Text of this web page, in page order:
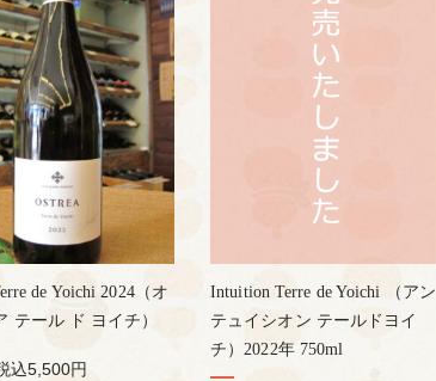
de Yoichi 2024（オ
テール ド ヨイチ）
込5,500円
Intuition Terre de Yoichi （アン
テュイシオン テールドヨイ
チ）2022年 750ml